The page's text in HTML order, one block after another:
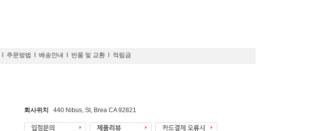
주문방법 배송안내 반품 및 교환 적립금
회사위치 440 Nibus, St, Brea CA 92821